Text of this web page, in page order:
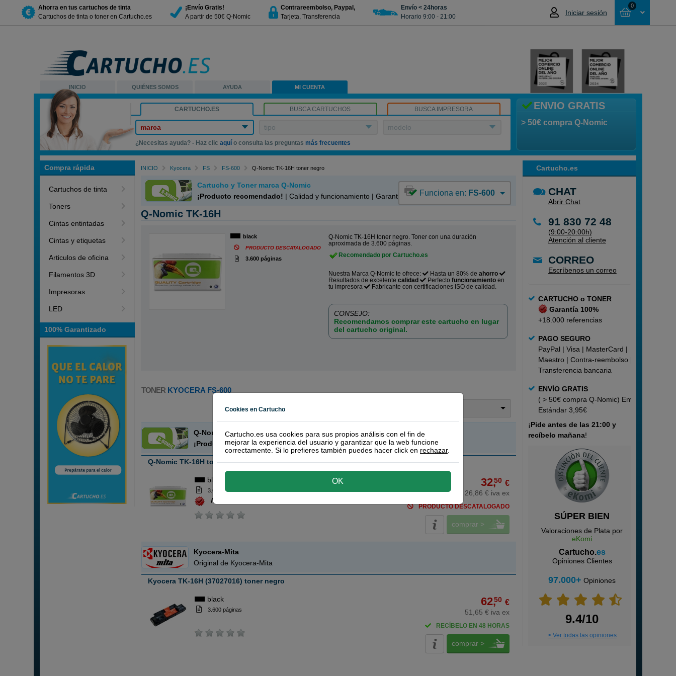
Ahorra en tus cartuchos de tinta
Cartuchos de tinta o toner en Cartucho.es
¡Envío Gratis!
A partir de 50€ Q-Nomic
Contrareembolso, Paypal,
Tarjeta, Transferencia
Envío < 24horas
Horario 9:00 - 21:00
Iniciar sesión
0
NO HAS SELECCIONADO NINGÚN
INICIO QUIÉNES SOMOS AYUDA MI CUENTA
ENVIO GRATIS
> 50€ compra Q-Nomic
CARTUCHO.ES BUSCA CARTUCHOS BUSCA IMPRESORA
marca tipo modelo
¿Necesitas ayuda? - Haz clicaquí o consulta las preguntas más frecuentes
Compra rápida
Cartuchos de tinta
Toners
Cintas entintadas
Cintas y etiquetas
Articulos de oficina
Filamentos 3D
Impresoras
LED
100% Garantizado
Cartucho.es
CHAT
Abrir Chat
91 830 72 48
(9:00-20:00h)
Atención al cliente
CORREO
Escríbenos un correo
CARTUCHO o TONER
Garantía 100%
+18.000 referencias
PAGO SEGURO
PayPal | Visa | MasterCard |
Maestro | Contra-reembolso |
Transferencia bancaria
ENVÍO GRATIS
( > 50€ compra Q-Nomic) Envío
Estándar 3,95€
¡Pide antes de las 21:00 y
recíbelo mañana!
SÚPER BIEN
Valoraciones de Plata por
eKomi
Cartucho.es
Opiniones Clientes
97.000+ Opiniones
9.4/10
> Ver todas las opiniones
INICIO Kyocera FS FS-600 Q-Nomic TK-16H toner negro
Cartucho y Toner marca Q-Nomic
¡Producto recomendado! | Calidad y funcionamiento | Garantía 100%Funciona en: FS-600
Q-Nomic TK-16H
black
PRODUCTO DESCATALOGADO
3.600 páginas
Q-Nomic TK-16H toner negro. Toner con una duración
aproximada de 3.600 páginas.
Recomendado por Cartucho.es
Nuestra Marca Q-Nomic te ofrece: Hasta un 80% de ahorro
Resultados de excelente calidad Perfecto funcionamiento en
tu impresora
Fabricante con certificaciones ISO de calidad.
CONSEJO:
Recomendamos comprar este cartucho en lugar
del cartucho original.
TONER KYOCERA FS-600
Q-Nomic (Marca Propia)
¡Producto recomendado!| Calidad y funcionamiento | Garantía 100%
Q-Nomic TK-16H toner negro
black
3.600 páginas
Mucho más económico
32,50 €
26,86 € iva ex
PRODUCTO DESCATALOGADO
comprar >
Kyocera-Mita
Original de Kyocera-Mita
Kyocera TK-16H (37027016) toner negro
black
3.600 páginas
62,50 €
51,65 € iva ex
RECÍBELO EN 48 HORAS
comprar >
Cookies en Cartucho
Cartucho.es usa cookies para sus propios análisis con el fin de
mejorar la experiencia del usuario y garantizar que la web funcione
correctamente. Si lo prefieres también puedes hacer click en rechazar.
OK